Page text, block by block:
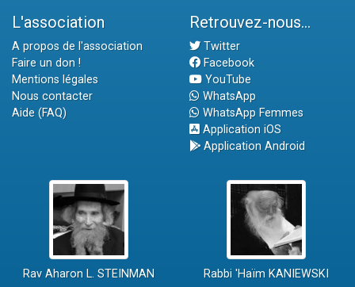
L'association
A propos de l'association
Faire un don !
Mentions légales
Nous contacter
Aide (FAQ)
Retrouvez-nous...
Twitter
Facebook
YouTube
WhatsApp
WhatsApp Femmes
Application iOS
Application Android
Rav Aharon L. STEINMAN Rabbi 'Haïm KANIEWSKI